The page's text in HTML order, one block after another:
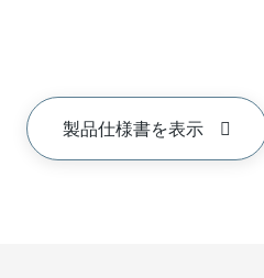
製品仕様書を表示